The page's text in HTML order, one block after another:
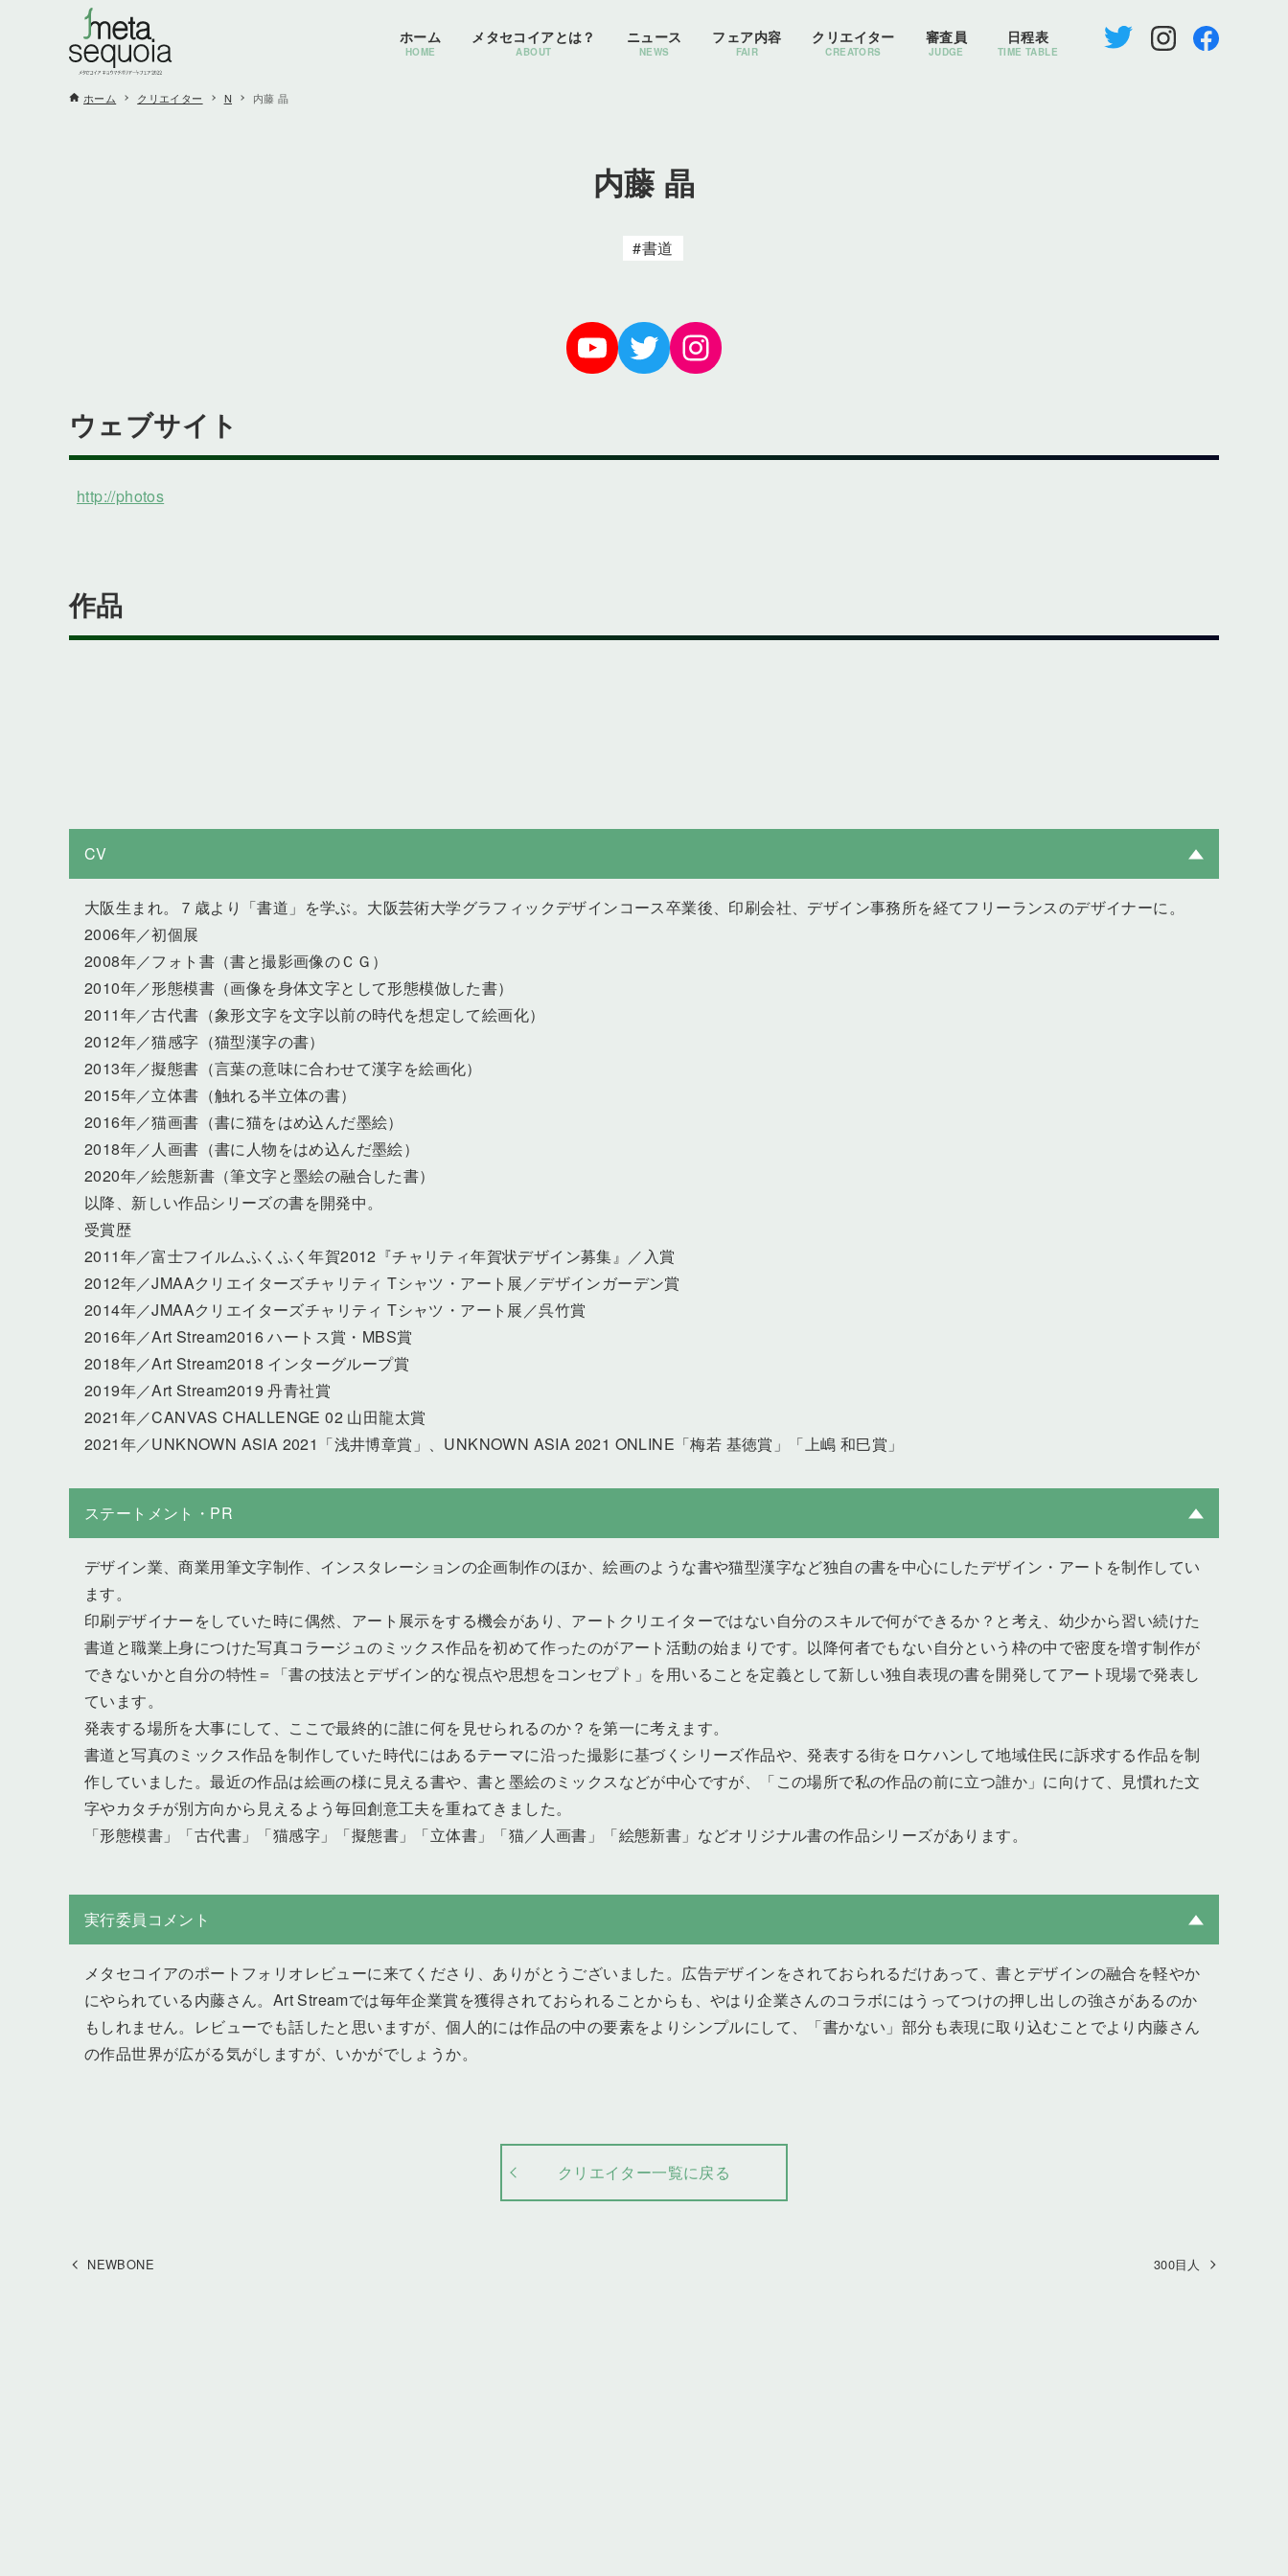
ホーム
HOME
メタセコイアとは？
ABOUT
ニュース
NEWS
フェア内容
FAIR
クリエイター
CREATORS
審査員
JUDGE
日程表
TIME TABLE
ホーム クリエイター N 内藤 晶
内藤 晶
書道
YoTube
TwitterInstagram
ウェブサイト
http://photos
作品
CV
大阪生まれ。７歳より「書道」を学ぶ。大阪芸術大学グラフィックデザインコース卒業後、印刷会社、デザイン事務所を経てフリーランスのデザイナーに。
2006年／初個展
2008年／フォト書（書と撮影画像のＣＧ）
2010年／形態模書（画像を身体文字として形態模倣した書）
2011年／古代書（象形文字を文字以前の時代を想定して絵画化）
2012年／猫感字（猫型漢字の書）
2013年／擬態書（言葉の意味に合わせて漢字を絵画化）
2015年／立体書（触れる半立体の書）
2016年／猫画書（書に猫をはめ込んだ墨絵）
2018年／人画書（書に人物をはめ込んだ墨絵）
2020年／絵態新書（筆文字と墨絵の融合した書）
以降、新しい作品シリーズの書を開発中。
受賞歴
2011年／富士フイルムふくふく年賀2012『チャリティ年賀状デザイン募集』／入賞
2012年／JMAAクリエイターズチャリティ Tシャツ・アート展／デザインガーデン賞
2014年／JMAAクリエイターズチャリティ Tシャツ・アート展／呉竹賞
2016年／Art Stream2016 ハートス賞・MBS賞
2018年／Art Stream2018 インターグループ賞
2019年／Art Stream2019 丹青社賞
2021年／CANVAS CHALLENGE 02 山田龍太賞
2021年／UNKNOWN ASIA 2021「浅井博章賞」、UNKNOWN ASIA 2021 ONLINE「梅若 基徳賞」「上嶋 和巳賞」
ステートメント・PR
デザイン業、商業用筆文字制作、インスタレーションの企画制作のほか、絵画のような書や猫型漢字など独自の書を中心にしたデザイン・アートを制作してい
ます。
印刷デザイナーをしていた時に偶然、アート展示をする機会があり、アートクリエイターではない自分のスキルで何ができるか？と考え、幼少から習い続けた
書道と職業上身につけた写真コラージュのミックス作品を初めて作ったのがアート活動の始まりです。以降何者でもない自分という枠の中で密度を増す制作が
できないかと自分の特性＝「書の技法とデザイン的な視点や思想をコンセプト」を用いることを定義として新しい独自表現の書を開発してアート現場で発表し
ています。
発表する場所を大事にして、ここで最終的に誰に何を見せられるのか？を第一に考えます。
書道と写真のミックス作品を制作していた時代にはあるテーマに沿った撮影に基づくシリーズ作品や、発表する街をロケハンして地域住民に訴求する作品を制
作していました。最近の作品は絵画の様に見える書や、書と墨絵のミックスなどが中心ですが、「この場所で私の作品の前に立つ誰か」に向けて、見慣れた文
字やカタチが別方向から見えるよう毎回創意工夫を重ねてきました。
「形態模書」「古代書」「猫感字」「擬態書」「立体書」「猫／人画書」「絵態新書」などオリジナル書の作品シリーズがあります。
実行委員コメント
メタセコイアのポートフォリオレビューに来てくださり、ありがとうございました。広告デザインをされておられるだけあって、書とデザインの融合を軽やか
にやられている内藤さん。Art Streamでは毎年企業賞を獲得されておられることからも、やはり企業さんのコラボにはうってつけの押し出しの強さがあるのか
もしれません。レビューでも話したと思いますが、個人的には作品の中の要素をよりシンプルにして、「書かない」部分も表現に取り込むことでより内藤さん
の作品世界が広がる気がしますが、いかがでしょうか。
クリエイター一覧に戻る
NEWBONE 300目人